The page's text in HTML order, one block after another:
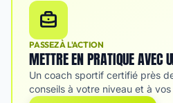
PASSEZ À L'ACTION
METTRE EN PRATIQUE AVEC
Un coach sportif certifié près
conseils à votre niveau et à